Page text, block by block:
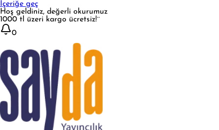
İçeriğe geç
Hoş geldiniz, değerli okurumuz
1000 tl üzeri kargo ücretsiz!¨
0